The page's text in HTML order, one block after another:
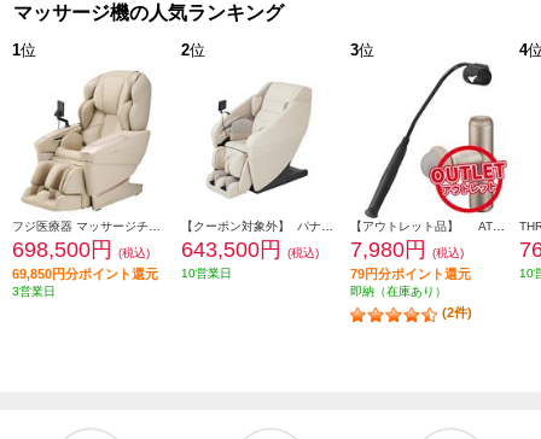
マッサージ機の人気ランキング
1位
698,500円 (税込)
69,850円分ポイント還元
3営業日
2位
643,500円
(税込)
10営業日
3位
7,980円 (税込)
79円分ポイント還元
即納（在庫あり）
(2件)
4
10